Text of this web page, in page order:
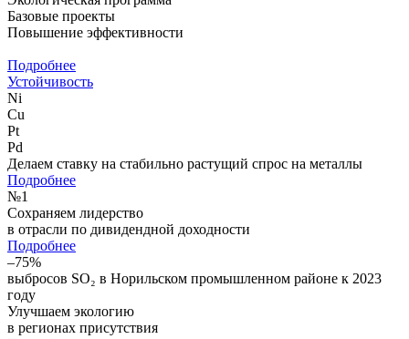
Базовые проекты
Повышение эффективности
Подробнее
Устойчивость
Ni
Cu
Pt
Pd
Делаем ставку на стабильно растущий спрос на металлы
Подробнее
№1
Сохраняем лидерство
в отрасли по дивидендной доходности
Подробнее
–75%
выбросов SO₂ в Норильском промышленном районе к 2023
году
Улучшаем экологию
в регионах присутствия